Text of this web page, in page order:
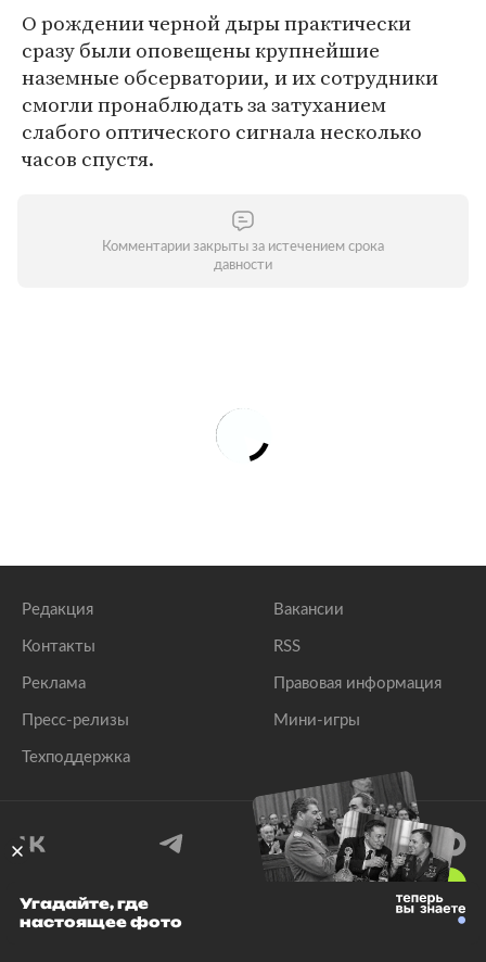
О рождении черной дыры практически
сразу были оповещены крупнейшие
наземные обсерватории, и их сотрудники
смогли пронаблюдать за затуханием
слабого оптического сигнала несколько
часов спустя.
Комментарии закрыты за истечением срока
давности
Редакция
Контакты
Реклама
Пресс-релизы
Техподдержка
Вакансии
RSS
Правовая информация
Мини-игры
© 1999–2026 Все права защищены.
Угадайте, где
настоящее фото